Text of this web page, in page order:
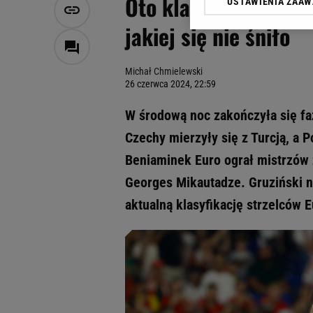
Oto klasyfikacja
jakiej się nie śniło
Michał Chmielewski
26 czerwca 2024, 22:59
W środową noc zakończyła się
Czechy mierzyły się z Turcją, a
Beniaminek Euro ograł
Georges Mikautadze. Gruziński
aktualną klasyfikację strzelców
Klikając „Akceptuję”
Zaufanych Partnerów i
dotyczące plików
odnośnik „Ustawienia
Użycie dokładnych
Przechowywanie
badnie odbiorców i